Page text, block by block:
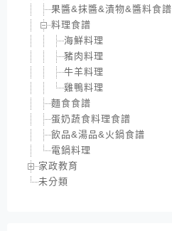
果醬&抹醬&漬物&醬料食譜
料理食譜
海鮮料理
豬肉料理
牛羊料理
雞鴨料理
麵食食譜
蛋奶蔬食料理食譜
飲品&湯品&火鍋食譜
電鍋料理
家政教育
未分類